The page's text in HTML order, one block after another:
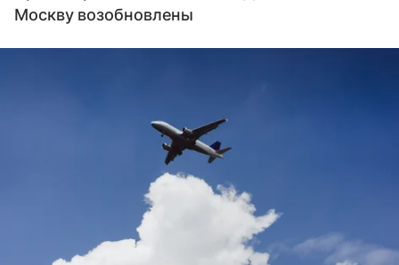
Москву возобновлены